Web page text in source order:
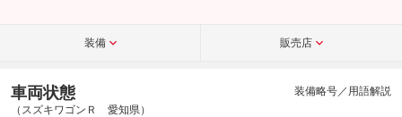
装備 販売店
車両状態
（スズキワゴンＲ 愛知県）
装備略号／用語解説